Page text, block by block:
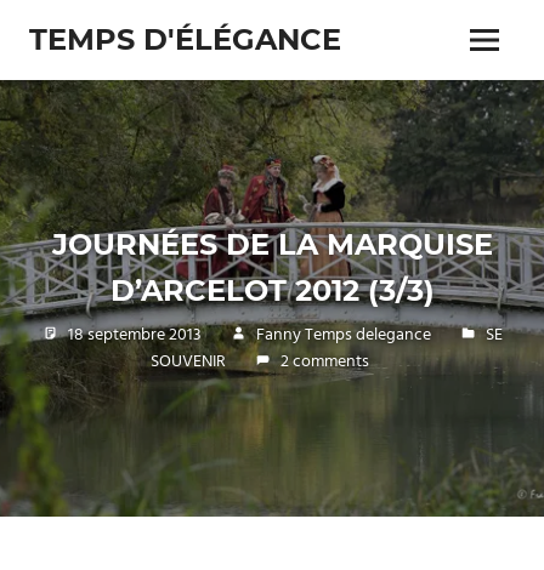
content
TEMPS D'ÉLÉGANCE
Pour
les
passionnés
de
costumes
Menu
JOURNÉES DE LA MARQUISE
D’ARCELOT 2012 (3/3)
18 septembre 2013 Fanny Temps delegance
SE
SOUVENIR
2 comments